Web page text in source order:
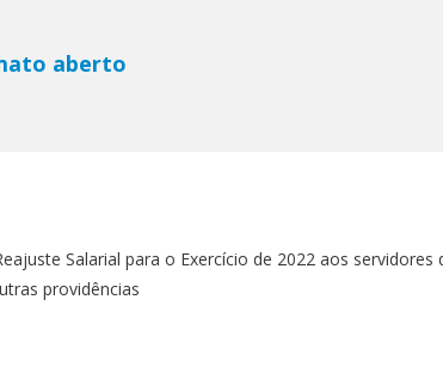
aberto
Salarial para o Exercício de 2022 aos servidores
providências